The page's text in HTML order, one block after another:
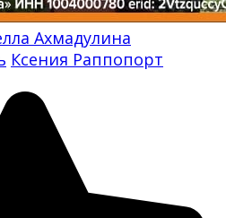
Ахмадулина
Ксения Раппопорт